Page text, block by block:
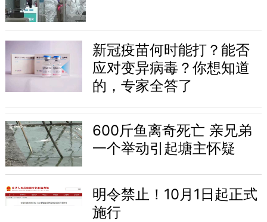
新冠疫苗何时能打？能否
应对变异病毒？你想知道
的，专家全答了
600斤鱼离奇死亡 亲兄弟
一个举动引起塘主怀疑
明令禁止！10月1日起正式
施行